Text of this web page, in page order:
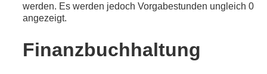
werden. Es werden jedoch Vorgabestunden ungleich 0
angezeigt.
Finanzbuchhaltung